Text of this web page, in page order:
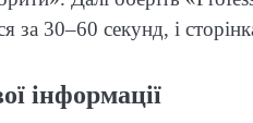
за 30–60 секунд, і
інформації